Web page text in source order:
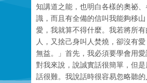
知講道之能，也明白各樣的奧祕
識，而且有全備的信叫我能夠移
愛，我就算不得什麼。我若將所
人，又捨己身叫人焚燒，卻沒有
無益。」首先，我必須要學會用愛
對我來說，說誠實話很簡單，但
話很難。我說話時很容易忽略聽的